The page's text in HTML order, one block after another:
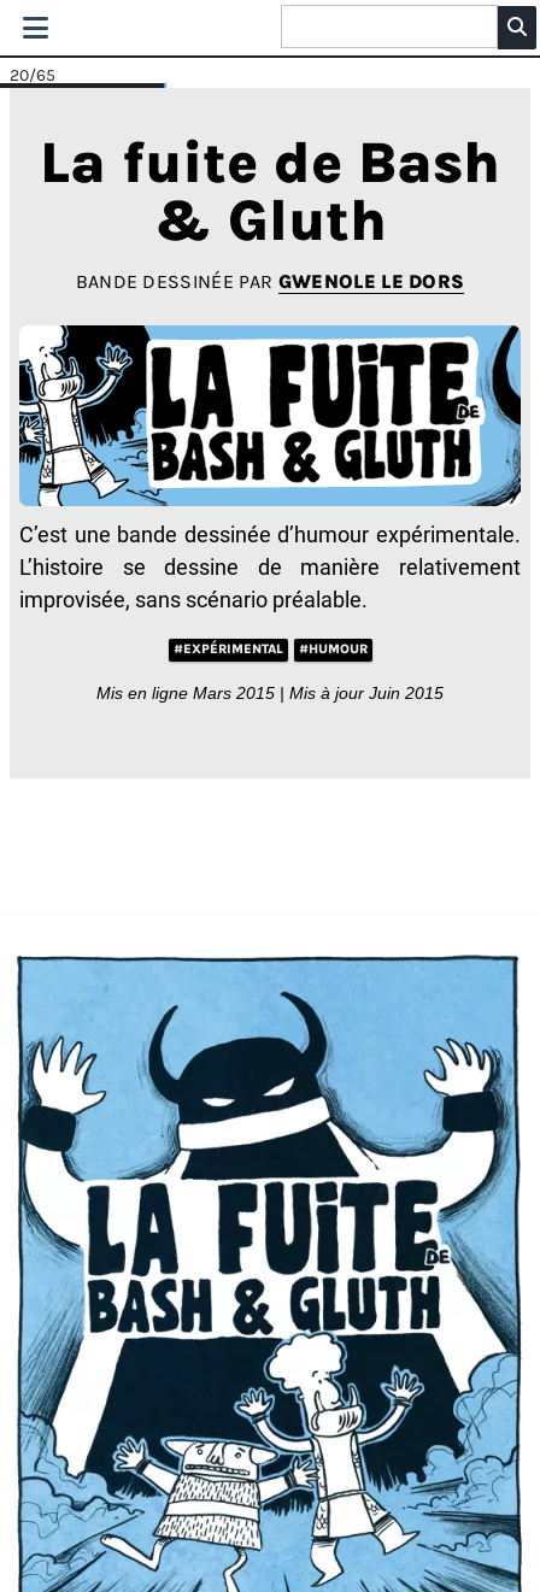
20/65
La fuite de Bash
& Gluth
BANDE DESSINÉE PAR GWENOLE LE DORS
C’est une bande dessinée d’humour expérimentale.
L’histoire se dessine de manière relativement
improvisée, sans scénario préalable.
#EXPÉRIMENTAL #HUMOUR
Mis en ligne Mars 2015 | Mis à jour Juin 2015